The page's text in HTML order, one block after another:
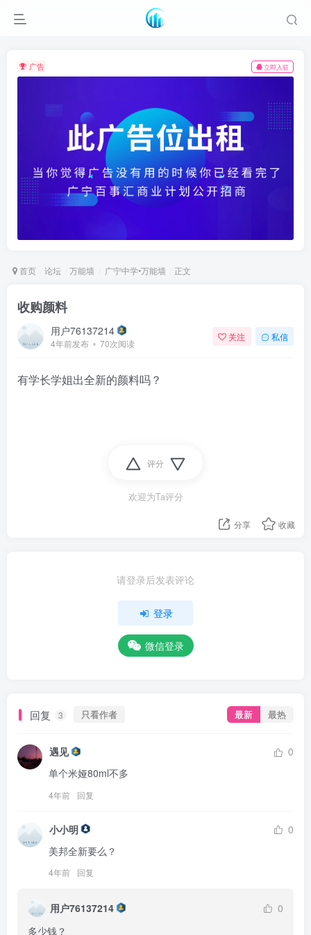
广告 立即入驻
首页 论坛 万能墙 广宁中学•万能墙 正文
收购颜料
用户76137214
4年前发布 70次阅读
关注 私信
有学长学姐出全新的颜料吗？
评分
欢迎为Ta评分
分享 收藏
请登录后发表评论
登录
微信登录
回复 3 只看作者 最新 最热
遇见
0
单个米娅80ml不多
4年前 回复
小小明
0
美邦全新要么？
4年前 回复
用户76137214
0
多少钱？